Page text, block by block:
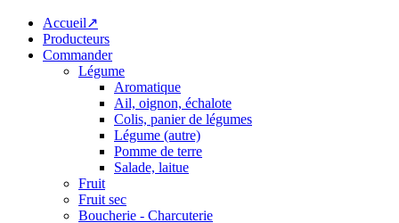
Accueil↗
Producteurs
Commander
Légume
Aromatique
Ail, oignon, échalote
Colis, panier de légumes
Légume (autre)
Pomme de terre
Salade, laitue
Fruit
Fruit sec
Boucherie - Charcuterie